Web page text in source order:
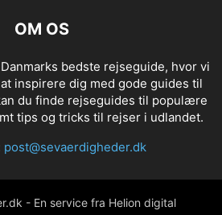
OM OS
bedste rejseguide, hvor vi
inspirere dig med gode guides til
du finde rejseguides til populære
tips og tricks til rejser i udlandet.
post@sevaerdigheder.dk
- En service fra Helion digital